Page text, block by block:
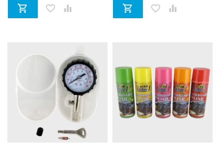
 favorite_border   favorite_border 